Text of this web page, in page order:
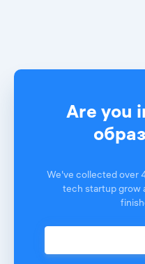
Are you
We've collected over
tech startup grow